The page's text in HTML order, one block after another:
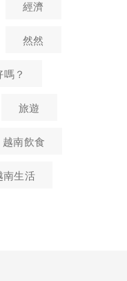
經濟
然然
？
旅遊
越南飲食
南生活